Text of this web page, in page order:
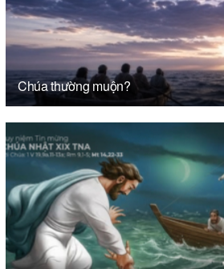
Chúa thường muộn?